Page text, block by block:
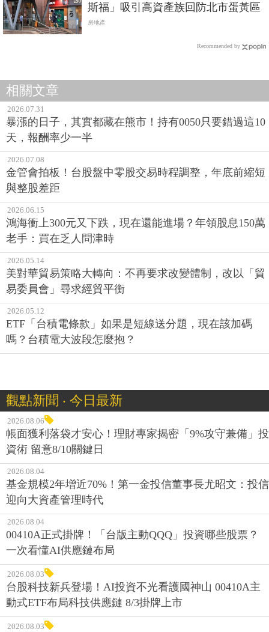
斯福」吸引高資產族回防北市蛋黃區
房地產
Recommended by
相關文章
2026.07.31
暴漲的日子，其實都藏在熊市！持有0050只要錯過這10
天，報酬率少一半
2026.07.08
金管會拍板！台股盤中零股交易時程調整，年底前縮短
與整股差距
2026.06.15
鴻海衝上300元又下跌，現在還能進場？年領股息150萬
老手：買在乏人問津時
2026.05.14
美對華貿易策略大轉向：不再要求改變體制，改以「貿
易委員會」尋求經貿平衡
2026.05.12
ETF「台積電條款」如果是短線送分題，現在該加碼
嗎？台積電大波段怎麼抱？
觀點新聞 ‧ 今日最新
2026.08.06
帳面獲利落袋才安心！理財專家揭密「9%攻守兼備」投
資術 留意8/10關鍵日
2026.08.04
基金規模2年增近70%！第一金投信董事長尤昭文：投信
迎向大資產管理時代
2026.08.04
00410A正式掛牌！「台版主動QQQ」投資哪些股票？
一次看懂AI供應鏈布局
2026.08.03
台股科技新兵登場！AI投資不光看護國神山 00410A主
動式ETF布局科技供應鏈 8/3掛牌上市
2026.08.03